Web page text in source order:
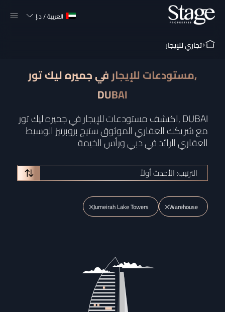
العربية/د.إ
تجاري للإيجار
مستودعات للإيجار في جميره ليك تور,
DUBAI
اكتشف مستودعات للإيجار في جميره ليك تور, DUBAI
مع شريكك العقاري الموثوق ستيج بروبرتيز الوسيط
العقاري الرائد في دبي ورأس الخيمة
الترتيب: الأحدث أولاً
Warehouse
Jumeirah Lake Towers